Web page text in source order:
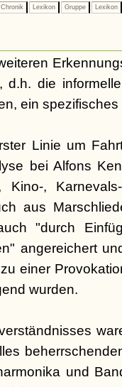
Chronik Lexikon Gruppe Lexikon
d.h. die
ein
Linie um
bei Alfons
Kino-,
aus
"durch
angereichert
einer
wurden.
und